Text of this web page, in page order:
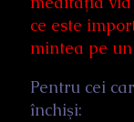
ce este
mintea pe
Pentru cei
închişi: